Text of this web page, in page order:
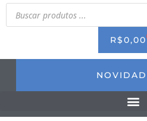
Pesquisar
produtos
R$0,00